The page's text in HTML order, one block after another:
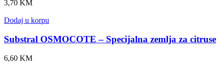
3,70 KM
Dodaj u korpu
Substral OSMOCOTE – Specijalna zemlja za citruse
6,60 KM